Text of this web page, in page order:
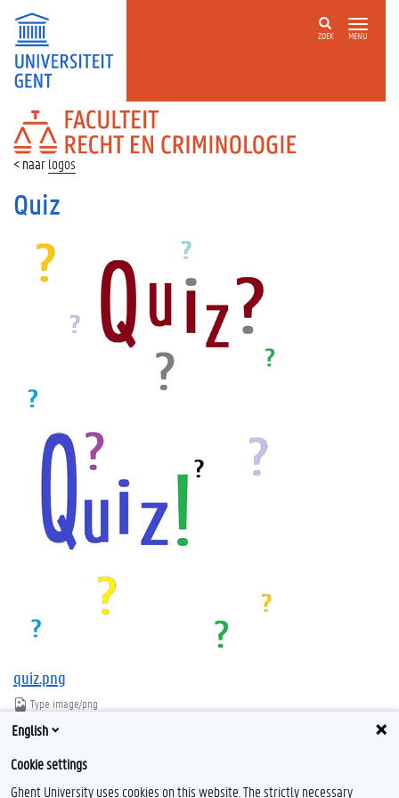
ZOEK MENU
FACULTEIT
RECHT
EN
CRIMINOLOGIE
logos
Quiz
quiz.png
Type image/png
Bestandsgrootte
Download
English
Cookie settings
Ghent University uses cookies on this website. The strictly necessary